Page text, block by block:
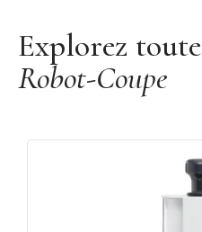
Ergot bloc moteur
Cordon alimentation
Caractéristiques du Robot
Mixeur Plongeant MP 800
Capacité de mixage : 400 L
Explorez
Robot-Coupe